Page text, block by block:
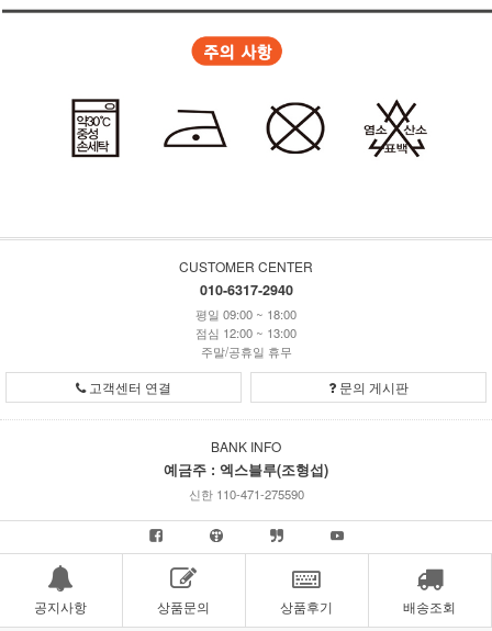
CUSTOMER CENTER
010-6317-2940
평일 09:00 ~ 18:00
점심 12:00 ~ 13:00
주말/공휴일 휴무
고객센터 연결 문의 게시판
BANK INFO
예금주 : 엑스블루(조형섭)
신한 110-471-275590
공지사항 상품문의 상품후기 배송조회